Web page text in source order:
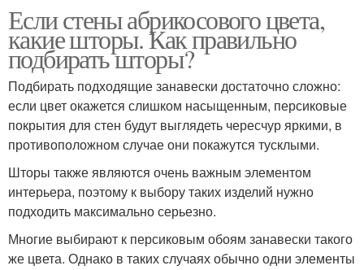
Если стены абрикосового цвета,
какие шторы. Как правильно
подбирать шторы?
Подбирать подходящие занавески достаточно сложно:
если цвет окажется слишком насыщенным, персиковые
покрытия для стен будут выглядеть чересчур яркими, в
противоположном случае они покажутся тусклыми.
Шторы также являются очень важным элементом
интерьера, поэтому к выбору таких изделий нужно
подходить максимально серьезно.
Многие выбирают к персиковым обоям занавески такого
же цвета. Однако в таких случаях обычно одни элементы